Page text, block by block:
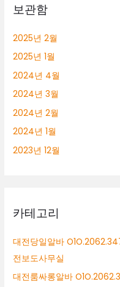
보관함
2025년 2월
2025년 1월
2024년 4월
2024년 3월
2024년 2월
2024년 1월
2023년 12월
카테고리
대전당일알바
전보도사무실
대전룸싸롱알바